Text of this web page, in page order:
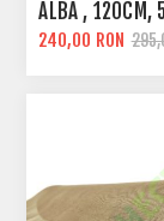
ALBA , 120CM,
240,00 RON